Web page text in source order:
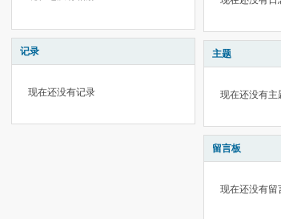
记录
现在还没有记录
主题
现在还没有主
留言板
现在还没有留